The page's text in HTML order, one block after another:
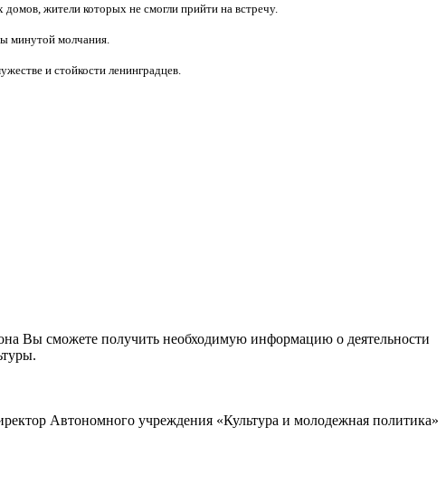
жители которых не смогли прийти на встречу.
минутой молчания.
и стойкости ленинградцев.
Вы сможете получить необходимую информацию о деятельности
Автономного учреждения «Культура и молодежная политика»